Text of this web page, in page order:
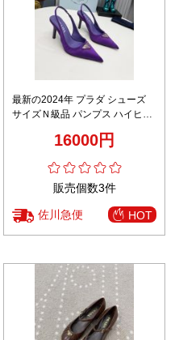
最新の2024年 プラダ シューズ
サイズＮ級品 パンプス ハイヒー
16000円
販売個数3件
佐川急便 HOT